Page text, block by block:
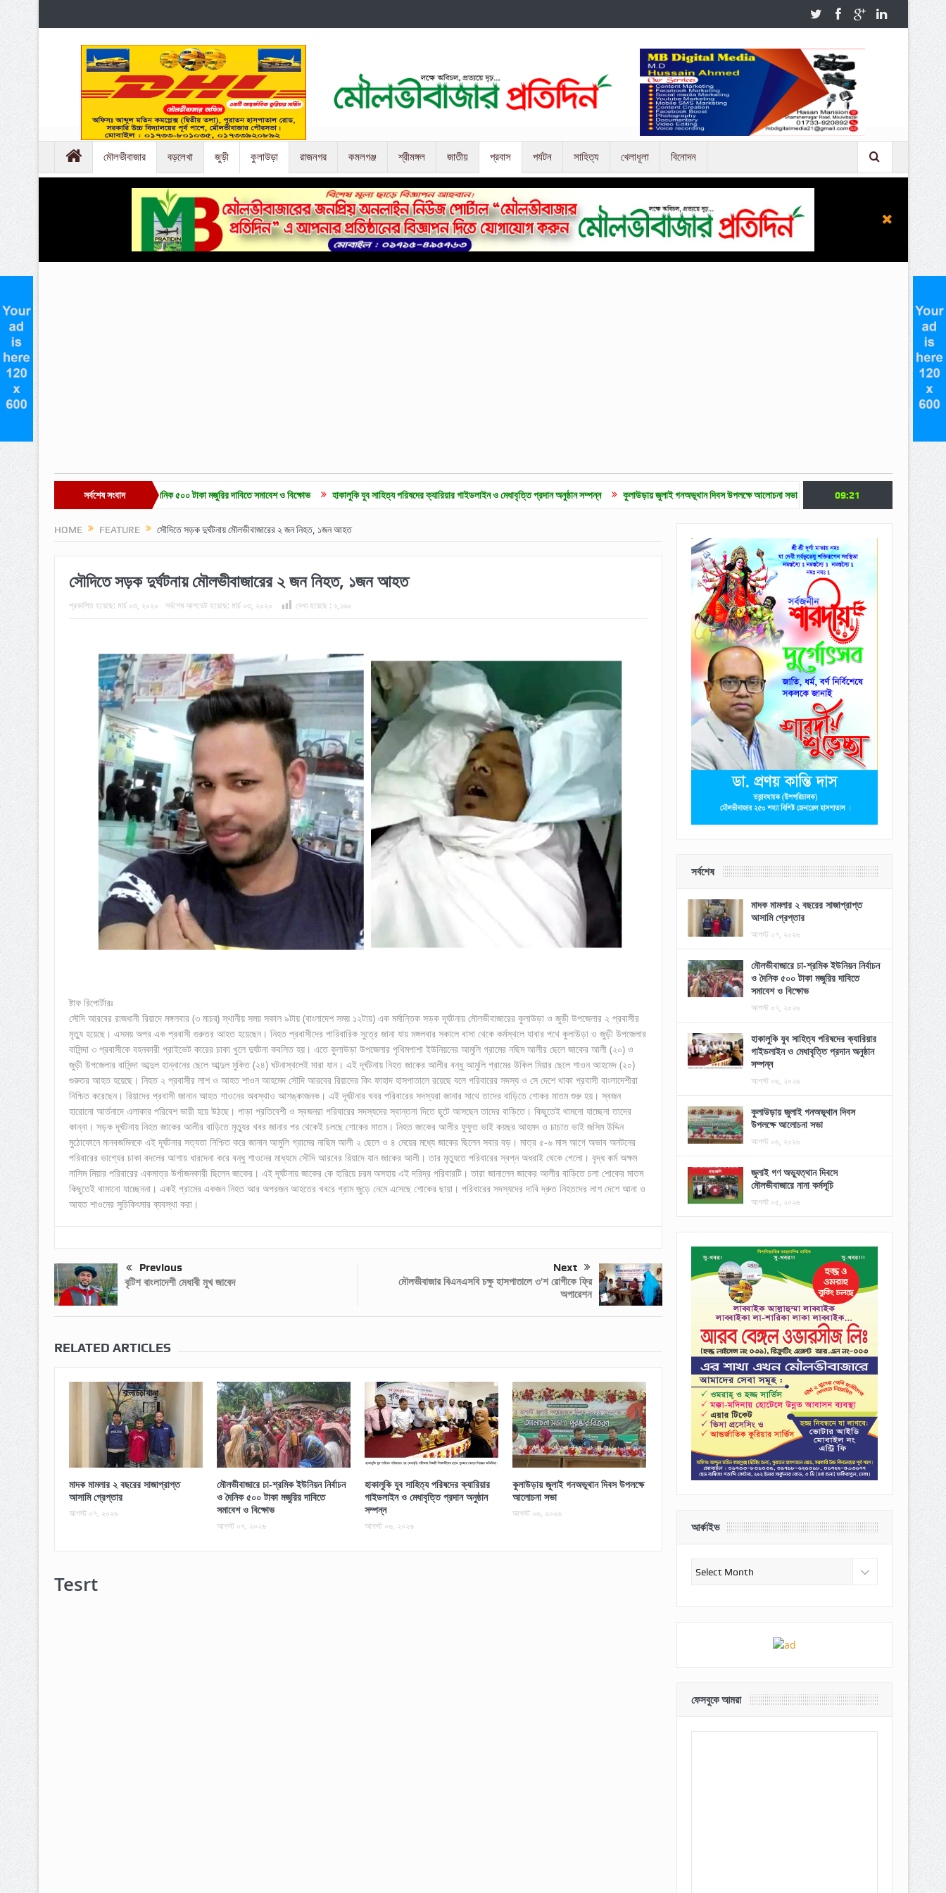
মৌলভীবাজার বড়লেখা জুড়ী কুলাউড়া রাজনগর কমলগঞ্জ শ্রীমঙ্গল জাতীয় প্রবাস পর্যটন সাহিত্য খেলাধূলা বিনোদন
সর্বশেষ সংবাদ
চা-শ্রমিক ইউনিয়ন নির্বাচন ও দৈনিক ৫০০ টাকা মজুরির দাবিতে সমাবেশ ও বিক্ষোভ হাকালুকি যুব সাহিত্য পরিষদের ক্যারিয়ার গাইডলাইন ও মেধাবৃত্তি প্রদান অনুষ্ঠান সম্পন্ন কুলাউড়ায় জুলাই গনঅভূথান দিবস উপলক্ষে আলোচনা সভা জুলাই গণ অভ্যুত্থান দিবসে মৌলভীবাজারে নানা কর্মসূচি
09:21
HOME FEATURE সৌদিতে সড়ক দুর্ঘটনায় মৌলভীবাজারের ২ জন নিহত, ১জন আহত
সৌদিতে সড়ক দুর্ঘটনায় মৌলভীবাজারের ২ জন নিহত, ১জন আহত
প্রকাশিত হয়েছে: মার্চ ০৩, ২০২০ সর্বশেষ আপডেট হয়েছে: মার্চ ০৩, ২০২০ দেখা হয়েছে : ২,১৬০
ষ্টাফ রিপোর্টারঃ
সৌদি আরবের রাজধানী রিয়াদে মঙ্গলবার (৩ মাচর্) স্থানীয় সময় সকাল ৯টায় (বাংলাদেশ সময় ১২টায়) এক মর্মান্তিক সড়ক দূর্ঘটনায় মৌলভীবাজারের কুলাউড়া ও জুড়ী উপজেলার ২ প্রবাসীর
মৃত্যু হয়েছে। এসময় অপর এক প্রবাসী গুরুতর আহত হয়েছেন। নিহত প্রবাসীদের পারিবারিক সুত্রে জানা যায় মঙ্গলবার সকালে বাসা থেকে কর্মস্থলে যাবার পথে কুলাউড়া ও জুড়ী উপজেলার
বাসিন্দা ৩ প্রবাসীকে বহনকারী প্রাইভেট কারের চাকা খুলে দুর্ঘটনা কবলিত হয়। এতে কুলাউড়া উপজেলার পৃথিমপাশা ইউনিয়নের আমুলি গ্রামের নছিম আলীর ছেলে জাকের আলী (২০) ও
জুড়ী উপজেলার বাসিন্দা আব্দুল হান্নানের ছেলে আব্দুল মুকিত (২৪) ঘটনাস্থলেই মারা যান। এই দূর্ঘটনায় নিহত জাকের আলীর বন্ধু আমুলি গ্রামের উকিল মিয়ার ছেলে শাওন আহমেদ (২০)
গুরুতর আহত হয়েছে। নিহত ২ প্রবাসীর লাশ ও আহত শাওন আহমেদ সৌদি আরবের রিয়াদের কিং ফাহাদ হাসপাতালে রয়েছে বলে পরিবারের সদস্য ও সে দেশে থাকা প্রবাসী বাংলাদেশীরা
নিশ্চিত করেছেন। রিয়াদের প্রবাসী জানান আহত শাওনের অবস্থাও আশঙ্কাজনক। এই দূর্ঘটনার খবর পরিবারের সদস্যরা জানার সাথে তাদের বাড়িতে শোকর মাতম শুরু হয়। স্বজন
হারোনো আর্তনাদে এলাকার পরিবেশ ভারী হয়ে উঠছে। পাড়া প্রতিবেশী ও স্বজনরা পরিবারের সদস্যদের স্বান্তনা দিতে ছুটে আসছেন তাদের বাড়িতে। কিছুতেই থামনো যাচ্ছেনা তাদের
কান্না। সড়ক দূর্ঘটনায় নিহত জাকের আলীর বাড়িতে মৃত্যুর খবর জানার পর থেকেই চলছে শোকের মাতম। নিহত জাকের আলীর ফুফুত ভাই কয়ছর আহমদ ও চাচাত ভাই জসিম উদ্দিন
মুঠোফোনে মানবজমিনকে এই দূর্ঘটনার সত্যতা নিশ্চিত করে জানান আমুলি গ্রামের নাছিম আলী ২ ছেলে ও ৪ মেয়ের মধ্যে জাকের ছিলেন সবার বড়। মাত্র ৫-৬ মাস আগে অভাব অনটনের
পরিবারের ভাগ্যের চাকা বদলের আশায় ধারদেনা করে বন্ধু শাওনের মাধ্যমে সৌদি আরবের রিয়াদে যান জাকের আলী। তার মৃত্যুতে পরিবারের স্বপ্ন অধরাই থেকে গেলো। বৃদ্ধ কর্ম অক্ষম
নাসিম মিয়ার পরিবারের একমাত্র উর্পাজনকারী ছিলেন জাকের। এই দূর্ঘটনায় জাকের কে হারিয়ে চরম অসহায় এই দরিদ্র পরিবারটি। তারা জানালেন জাকের আলীর বাড়িতে চলা শোকের মাতম
কিছুতেই থামানো যাচ্ছেননা। একই গ্রামের একজন নিহত আর অপরজন আহতের খবরে গ্রাম জুড়ে নেমে এসেছে শোকের ছায়া। পরিবারের সদস্যদের দাবি দ্রুত নিহতদের লাশ দেশে আনা ও
আহত শাওনের সুচিকিৎসার ব্যবস্থা করা।
Previous
বৃটিশ বাংলাদেশী মেধাবী মুখ জাবেদ
Next
মৌলভীবাজার বিএনএসবি চক্ষু হাসপাতালে ৩’শ রোগীকে ফ্রি
অপারেশন
RELATED ARTICLES
মাদক মামলার ২ বছরের সাজাপ্রাপ্ত
আসামি গ্রেপ্তার
আগস্ট ০৭, ২০২৬
মৌলভীবাজারে চা-শ্রমিক ইউনিয়ন নির্বাচন
ও দৈনিক ৫০০ টাকা মজুরির দাবিতে
সমাবেশ ও বিক্ষোভ
আগস্ট ০৭, ২০২৬
হাকালুকি যুব সাহিত্য পরিষদের ক্যারিয়ার
গাইডলাইন ও মেধাবৃত্তি প্রদান অনুষ্ঠান
সম্পন্ন
আগস্ট ০৬, ২০২৬
কুলাউড়ায় জুলাই গনঅভূথান দিবস উপলক্ষে
আলোচনা সভা
আগস্ট ০৬, ২০২৬
Tesrt
সর্বশেষ
মাদক মামলার ২ বছরের সাজাপ্রাপ্ত
আসামি গ্রেপ্তার
আগস্ট ০৭, ২০২৬
মৌলভীবাজারে চা-শ্রমিক ইউনিয়ন নির্বাচন
ও দৈনিক ৫০০ টাকা মজুরির দাবিতে
সমাবেশ ও বিক্ষোভ
আগস্ট ০৭, ২০২৬
হাকালুকি যুব সাহিত্য পরিষদের ক্যারিয়ার
গাইডলাইন ও মেধাবৃত্তি প্রদান অনুষ্ঠান
সম্পন্ন
আগস্ট ০৬, ২০২৬
কুলাউড়ায় জুলাই গনঅভূথান দিবস
উপলক্ষে আলোচনা সভা
আগস্ট ০৬, ২০২৬
জুলাই গণ অভ্যুত্থান দিবসে
মৌলভীবাজারে নানা কর্মসূচি
আগস্ট ০৫, ২০২৬
আর্কাইভ
আর্কাইভ
ফেসবুকে আমরা